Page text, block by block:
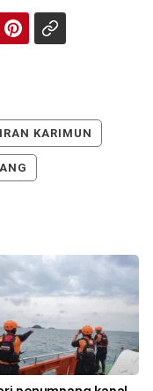
KARIMUN